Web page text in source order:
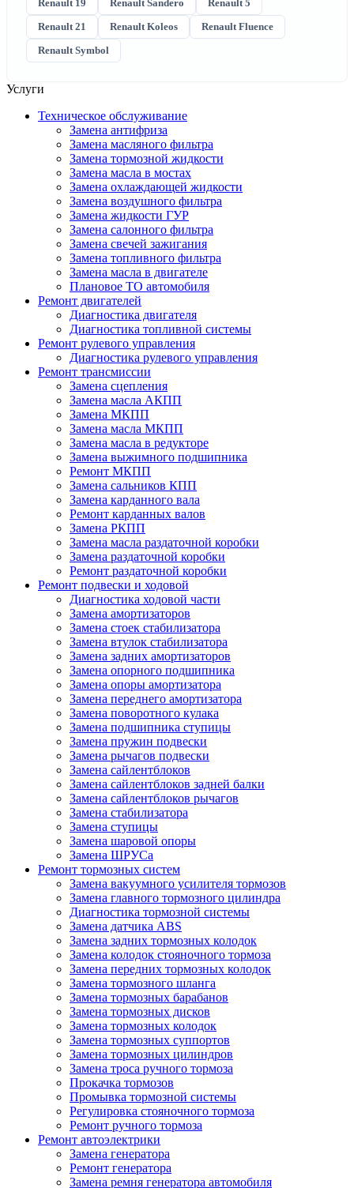
Renault 19 Renault Sandero
Renault 5
Renault 21
Renault Koleos
Renault Fluence
Renault Symbol
Услуги
Техническое обслуживание
Замена антифриза
Замена масляного фильтра
Замена тормозной жидкости
Замена масла в мостах
Замена охлаждающей жидкости
Замена воздушного фильтра
Замена жидкости ГУР
Замена салонного фильтра
Замена свечей зажигания
Замена топливного фильтра
Замена масла в двигателе
Плановое ТО автомобиля
Ремонт двигателей
Диагностика двигателя
Диагностика топливной системы
Ремонт рулевого управления
Диагностика рулевого управления
Ремонт трансмиссии
Замена сцепления
Замена масла АКПП
Замена МКПП
Замена масла МКПП
Замена масла в редукторе
Замена выжимного подшипника
Ремонт МКПП
Замена сальников КПП
Замена карданного вала
Ремонт карданных валов
Замена РКПП
Замена масла раздаточной коробки
Замена раздаточной коробки
Ремонт раздаточной коробки
Ремонт подвески и ходовой
Диагностика ходовой части
Замена амортизаторов
Замена стоек стабилизатора
Замена втулок стабилизатора
Замена задних амортизаторов
Замена опорного подшипника
Замена опоры амортизатора
Замена переднего амортизатора
Замена поворотного кулака
Замена подшипника ступицы
Замена пружин подвески
Замена рычагов подвески
Замена сайлентблоков
Замена сайлентблоков задней балки
Замена сайлентблоков рычагов
Замена стабилизатора
Замена ступицы
Замена шаровой опоры
Замена ШРУСа
Ремонт тормозных систем
Замена вакуумного усилителя тормозов
Замена главного тормозного цилиндра
Диагностика тормозной системы
Замена датчика ABS
Замена задних тормозных колодок
Замена колодок стояночного тормоза
Замена передних тормозных колодок
Замена тормозного шланга
Замена тормозных барабанов
Замена тормозных дисков
Замена тормозных колодок
Замена тормозных суппортов
Замена тормозных цилиндров
Замена троса ручного тормоза
Прокачка тормозов
Промывка тормозной системы
Регулировка стояночного тормоза
Ремонт ручного тормоза
Ремонт автоэлектрики
Замена генератора
Ремонт генератора
Замена ремня генератора автомобиля